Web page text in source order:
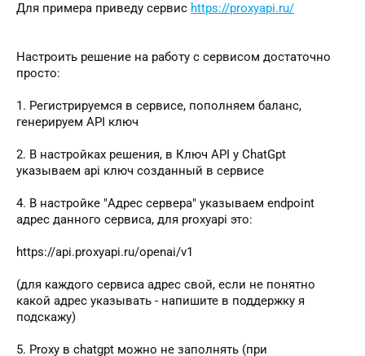
Для примера приведу сервис https://proxyapi.ru/
Настроить решение на работу с сервисом достаточно
просто:
1. Регистрируемся в сервисе, пополняем баланс,
генерируем API ключ
2. В настройках решения, в Ключ API у ChatGpt
указываем api ключ созданный в сервисе
4. В настройке "Адрес сервера" указываем endpoint
адрес данного сервиса, для proxyapi это:
https://api.proxyapi.ru/openai/v1
(для каждого сервиса адрес свой, если не понятно
какой адрес указывать - напишите в поддержку я
подскажу)
5. Proxy в chatgpt можно не заполнять (при